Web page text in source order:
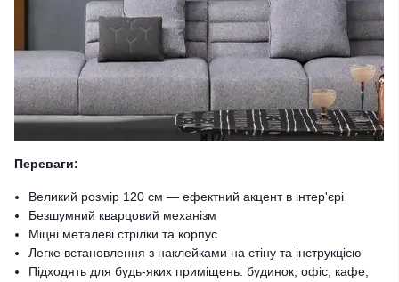
Переваги:
Великий розмір 120 см — ефектний акцент в інтер'єрі
Безшумний кварцовий механізм
Міцні металеві стрілки та корпус
Легке встановлення з наклейками на стіну та інструкцією
Підходять для будь-яких приміщень: будинок, офіс, кафе,